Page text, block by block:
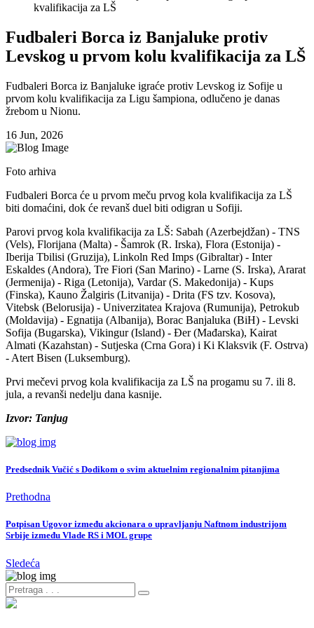
kvalifikacija za LŠ
Fudbaleri Borca iz Banjaluke protiv
Levskog u prvom kolu kvalifikacija za LŠ
Fudbaleri Borca iz Banjaluke igraće protiv Levskog iz Sofije u
prvom kolu kvalifikacija za Ligu šampiona, odlučeno je danas
žrebom u Nionu.
16 Jun, 2026
Foto arhiva
Fudbaleri Borca će u prvom meču prvog kola kvalifikacija za LŠ
biti domaćini, dok će revanš duel biti odigran u Sofiji.
Parovi prvog kola kvalifikacija za LŠ: Sabah (Azerbejdžan) - TNS
(Vels), Florijana (Malta) - Šamrok (R. Irska), Flora (Estonija) -
Iberija Tbilisi (Gruzija), Linkoln Red Imps (Gibraltar) - Inter
Eskaldes (Andora), Tre Fiori (San Marino) - Larne (S. Irska), Ararat
(Jermenija) - Riga (Letonija), Vardar (S. Makedonija) - Kups
(Finska), Kauno Žalgiris (Litvanija) - Drita (FS tzv. Kosova),
Vitebsk (Belorusija) - Univerzitatea Krajova (Rumunija), Petrokub
(Moldavija) - Egnatija (Albanija), Borac Banjaluka (BiH) - Levski
Sofija (Bugarska), Vikingur (Island) - Đer (Mađarska), Kairat
Almati (Kazahstan) - Sutjeska (Crna Gora) i Ki Klaksvik (F. Ostrva)
- Atert Bisen (Luksemburg).
Prvi mečevi prvog kola kvalifikacija za LŠ na progamu su 7. ili 8.
jula, a revanši nedelju dana kasnije.
Izvor: Tanjug
Predsednik Vučić s Dodikom o svim aktuelnim regionalnim pitanjima
Prethodna
Potpisan Ugovor između akcionara o upravljanju Naftnom industrijom
Srbije između Vlade RS i MOL grupe
Sledeća